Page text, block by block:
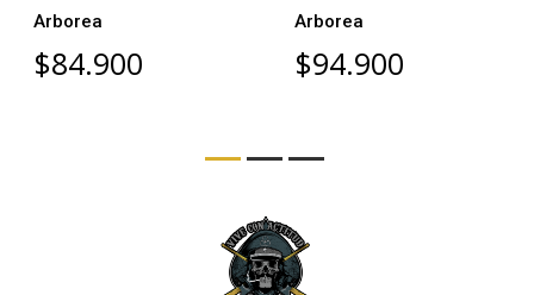
Arborea
$84.900
Arborea
$94.900